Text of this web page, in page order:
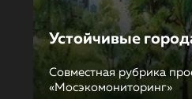
Устойчивые
Совместная рубрика
«Мосэкомониторинг»